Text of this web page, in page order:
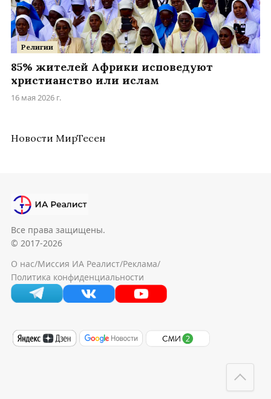
Религии
85% жителей Африки исповедуют
христианство или ислам
16 мая 2026 г.
Новости МирТесен
Все права защищены.
© 2017-2026
О нас/Миссия ИА Реалист/Реклама/
Политика конфиденциальности